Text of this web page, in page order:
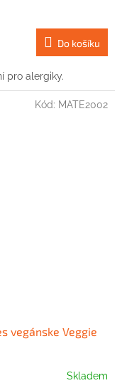
Do košíku
pro alergiky.
vegánske Veggie
Skladem
Kód: MATE2002